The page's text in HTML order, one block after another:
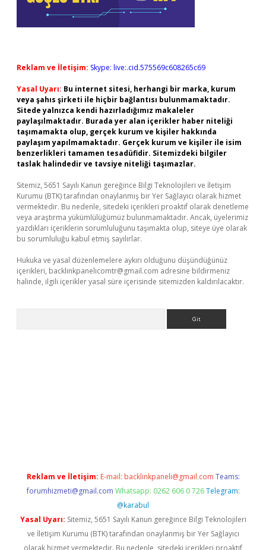
Reklam ve İletişim: Skype: live:.cid.575569c608265c69
Yasal Uyarı: Bu internet sitesi, herhangi bir marka, kurum
veya şahıs şirketi ile hiçbir bağlantısı bulunmamaktadır.
Sitede yalnızca kendi hazırladığımız makaleler
paylaşılmaktadır. Burada yer alan içerikler haber niteliği
taşımamakta olup, gerçek kurum ve kişiler hakkında
paylaşım yapılmamaktadır. Gerçek kurum ve kişiler ile isim
benzerlikleri tamamen tesadüfidir. Sitemizdeki bilgiler
taslak halindedir ve tavsiye niteliği taşımazlar.
Sitemiz, 5651 Sayılı Kanun gereğince Bilgi Teknolojileri ve İletişim
Kurumu (BTK) tarafından onaylanmış bir Yer Sağlayıcı olarak hizmet
vermektedir. Bu nedenle, sitedeki içerikleri proaktif olarak denetleme
veya araştırma yükümlülüğümüz bulunmamaktadır. Ancak, üyelerimiz
yazdıkları içeriklerin sorumluluğunu taşımakta olup, siteye üye olarak
bu sorumluluğu kabul etmiş sayılırlar.
Hukuka ve yasal düzenlemelere aykırı olduğunu düşündüğünüz
içerikleri, backlinkpanelicomtr@gmail.com adresine bildirmeniz
halinde, ilgili içerikler yasal süre içerisinde sitemizden kaldırılacaktır.
Reklam ve İletişim: E-mail: backlinkpaneli@gmail.com Teams:
forumhizmeti@gmail.com Whatsapp: 0262 606 0 726 Telegram:
@karabul
Yasal Uyarı: Sitemiz, 5651 Sayılı Kanun gereğince Bilgi Teknolojileri
ve İletişim Kurumu (BTK) tarafından onaylanmış bir Yer Sağlayıcı
olarak hizmet vermektedir. Bu nedenle, sitedeki içerikleri proaktif